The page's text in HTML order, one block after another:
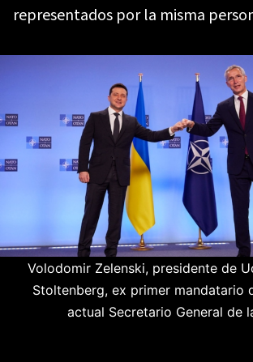
representados por la misma
Volodomir Zelenski, presidente de
Stoltenberg, ex primer mandatario
actual Secretario General de